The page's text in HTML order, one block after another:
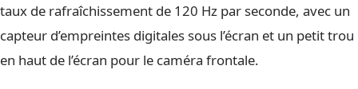
taux de rafraîchissement de 120 Hz par seconde, avec un
capteur d’empreintes digitales sous l’écran et un petit trou
en haut de l’écran pour le caméra frontale.